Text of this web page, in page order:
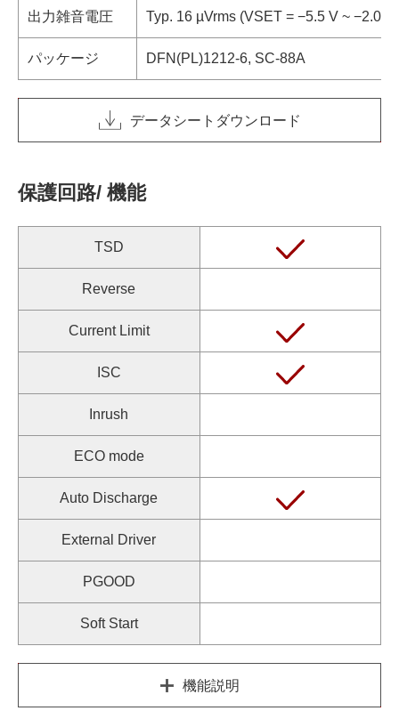
出力雑音電圧 Typ. 16 µVrms (VSET = −5.5 V ~ −2.0 V)
パッケージ DFN(PL)1212-6, SC-88A
データシートダウンロード
保護回路/ 機能
TSD
Reverse
Current Limit
ISC
Inrush
ECO mode
Auto Discharge
External Driver
PGOOD
Soft Start
機能説明